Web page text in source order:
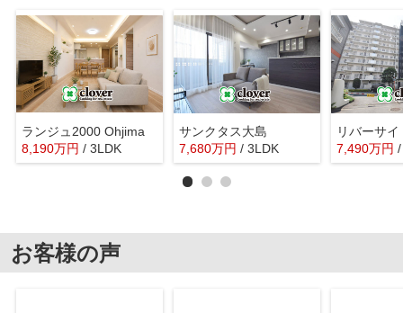
ランジュ2000 Ohjima
8,190万円 / 3LDK
サンクタス大島
7,680万円 / 3LDK 7,490万円
お客様の声